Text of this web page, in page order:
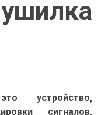
устройство,
сигналов,